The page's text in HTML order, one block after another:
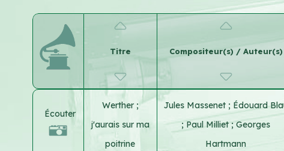
Titre Compositeur(s) / Auteur(s)
Écouter
Werther ;
j'aurais sur ma
poitrine
Jules Massenet ; Édouard
;Paul Milliet;Georges
Hartmann